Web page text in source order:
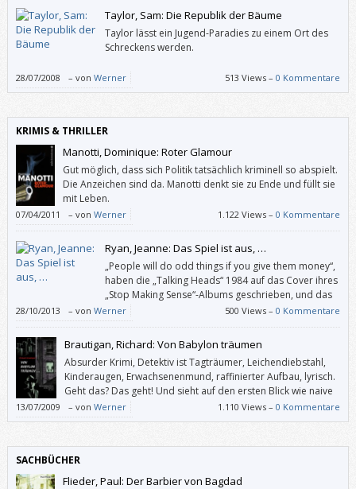
Statue in Hamburg von unbekannten Tätern mit einem Tuch verhüllt
wurde, auf dem eine Karikatur von Helmut Kohl aufgemalt war. – Also
wenn das kein Romanstoff ist!
Taylor, Sam: Die Republik der Bäume
Taylor lässt ein Jugend-Paradies zu einem Ort des
Schreckens werden.
28/07/2008 – von Werner 513 Views –0 Kommentare
KRIMIS & THRILLER
Manotti, Dominique: Roter Glamour
Gut möglich, dass sich Politik tatsächlich kriminell so abspielt.
Die Anzeichen sind da. Manotti denkt sie zu Ende und füllt sie
mit Leben.
07/04/2011 – von Werner 1.122 Views –0 Kommentare
Ryan, Jeanne: Das Spiel ist aus, …
„People will do odd things if you give them money“,
haben die „Talking Heads“ 1984 auf das Cover ihres
„Stop Making Sense“-Albums geschrieben, und das
beschreibt dieses Buch ganz gut. Zum einen
machen darin Teenager für Geld haarsträubende Dinge, zum anderen
ergibt die Story nach und nach immer weniger Sinn.
28/10/2013 – von Werner 500 Views –0 Kommentare
Brautigan, Richard: Von Babylon träumen
Absurder Krimi, Detektiv ist Tagträumer, Leichendiebstahl,
Kinderaugen, Erwachsenenmund, raffinierter Aufbau, lyrisch.
Geht das? Das geht! Und sieht auf den ersten Blick wie naive
Kunst aus, ist aber eher psychedelische und somit
bewusstseinserweiternd. Anders gesagt: Brautigan hat mehr mit uns
13/07/2009 – von Werner 1.110 Views –0 Kommentare
SACHBÜCHER
Flieder, Paul: Der Barbier von Bagdad